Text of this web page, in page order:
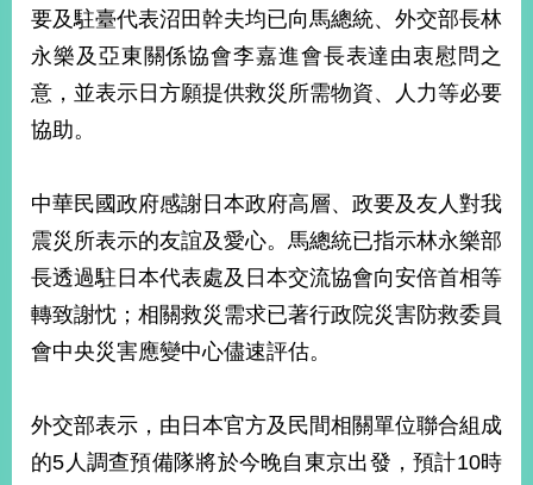
落
國
海
和
平
照
首
頁
網
站
覽
關
本
部
要及駐臺代表沼田幹夫均已向馬總統、外交部長林
永樂及亞東關係協會李嘉進會長表達由衷慰問之
意，並表示日方願提供救災所需物資、人力等必要
協助。
中華民國政府感謝日本政府高層、政要及友人對我
震災所表示的友誼及愛心。馬總統已指示林永樂部
長透過駐日本代表處及日本交流協會向安倍首相等
轉致謝忱；相關救災需求已著行政院災害防救委員
會中央災害應變中心儘速評估。
外交部表示，由日本官方及民間相關單位聯合組成
的5人調查預備隊將於今晚自東京出發，預計10時